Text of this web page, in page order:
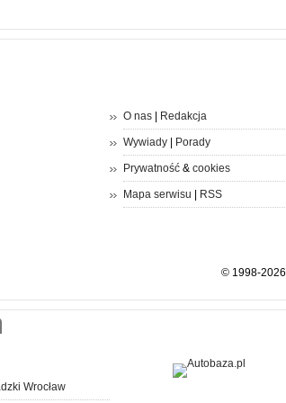
O nas| Redakcja
Wywiady| Porady
Prywatność& cookies
Mapa serwisu RSS
© 1998-2026
Wrocław